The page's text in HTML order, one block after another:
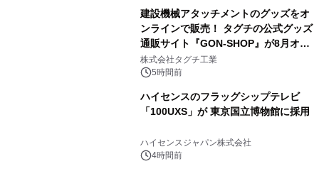
建設機械アタッチメントのグッズをオ
ンラインで販売！ タグチの公式グッズ
通販サイト『GON-SHOP』が8月オー
プン
株式会社タグチ工業
5時間前
ハイセンスのフラッグシップテレビ
「100UXS」が 東京国立博物館に採用
ハイセンスジャパン株式会社
4時間前